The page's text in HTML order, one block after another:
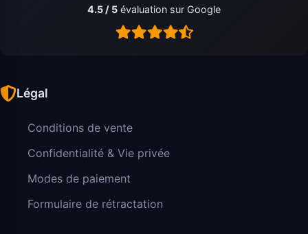
4.5 / 5 évaluation sur Google
Légal
Conditions de vente
Confidentialité & Vie privée
Modes de paiement
Formulaire de rétractation